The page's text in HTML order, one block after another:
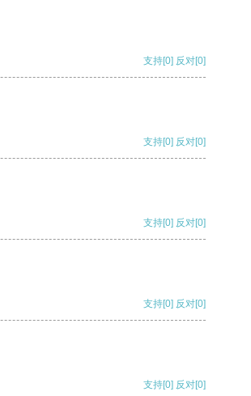
支持[0] 反对[0]
支持[0] 反对[0]
支持[0] 反对[0]
支持[0] 反对[0]
支持[0] 反对[0]